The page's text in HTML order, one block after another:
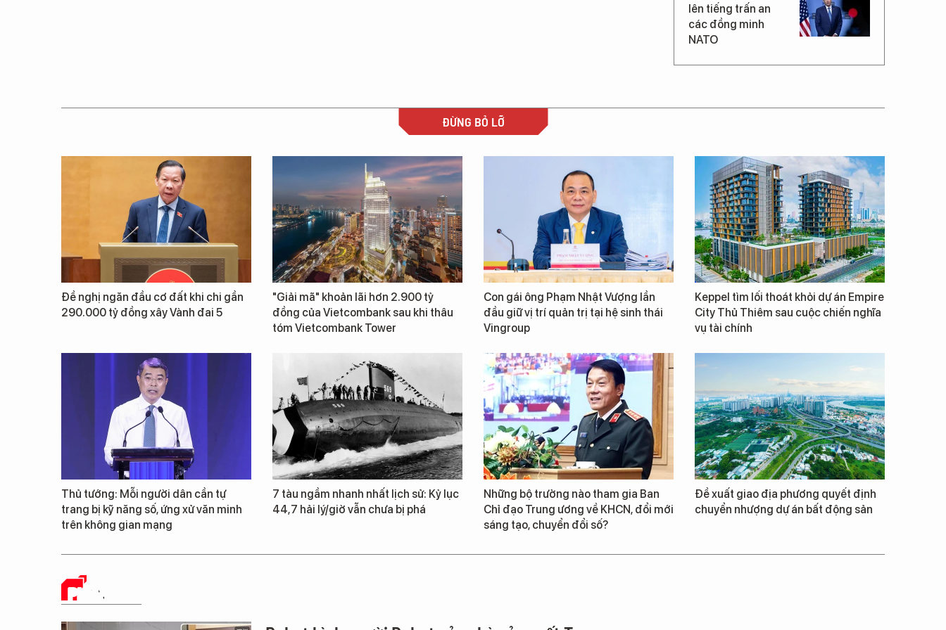
lên tiếng trấn an
các đồng minh
NATO
ĐỪNG BỎ LỠ
Đề nghị ngăn đầu cơ đất khi chi gần
290.000 tỷ đồng xây Vành đai 5
"Giải mã" khoản lãi hơn 2.900 tỷ
đồng của Vietcombank sau khi thâu
tóm Vietcombank Tower
Con gái ông Phạm Nhật Vượng lần
đầu giữ vị trí quản trị tại hệ sinh thái
Vingroup
Keppel tìm lối thoát khỏi dự án Empire
City Thủ Thiêm sau cuộc chiến nghĩa
vụ tài chính
Thủ tướng: Mỗi người dân cần tự
trang bị kỹ năng số, ứng xử văn minh
trên không gian mạng
7 tàu ngầm nhanh nhất lịch sử: Kỷ lục
44,7 hải lý/giờ vẫn chưa bị phá
Những bộ trưởng nào tham gia Ban
Chỉ đạo Trung ương về KHCN, đổi mới
sáng tạo, chuyển đổi số?
Đề xuất giao địa phương quyết định
chuyển nhượng dự án bất động sản
PHÂN TÍCH